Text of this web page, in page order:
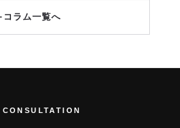
コラム一覧へ